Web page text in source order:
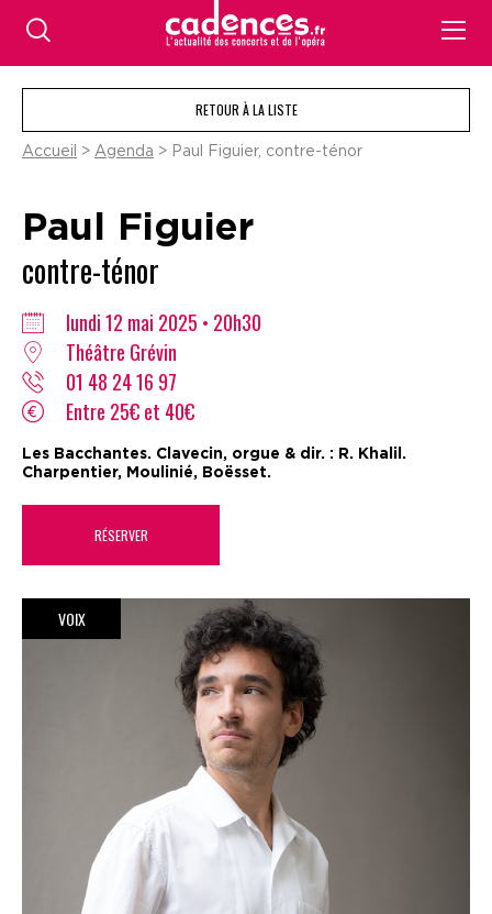
RETOUR À LA LISTE
Accueil > Agenda > Paul Figuier, contre-ténor
Paul Figuier
contre-ténor
lundi 12 mai 2025 • 20h30
Théâtre Grévin
01 48 24 16 97
Entre 25€ et 40€
Les Bacchantes. Clavecin, orgue & dir. : R. Khalil.
Charpentier, Moulinié, Boësset.
RÉSERVER
VOIX